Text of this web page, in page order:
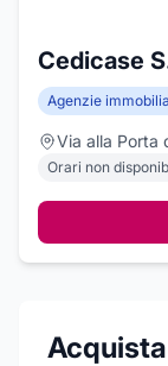
Cedicase
Agenzie
Via alla Porta
Orari non